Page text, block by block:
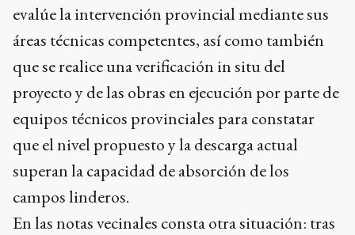
evalúe la intervención provincial mediante sus
áreas técnicas competentes, así como también
que se realice una verificación in situ del
proyecto y de las obras en ejecución por parte de
equipos técnicos provinciales para constatar
que el nivel propuesto y la descarga actual
superan la capacidad de absorción de los
campos linderos.
En las notas vecinales consta otra situación: tras